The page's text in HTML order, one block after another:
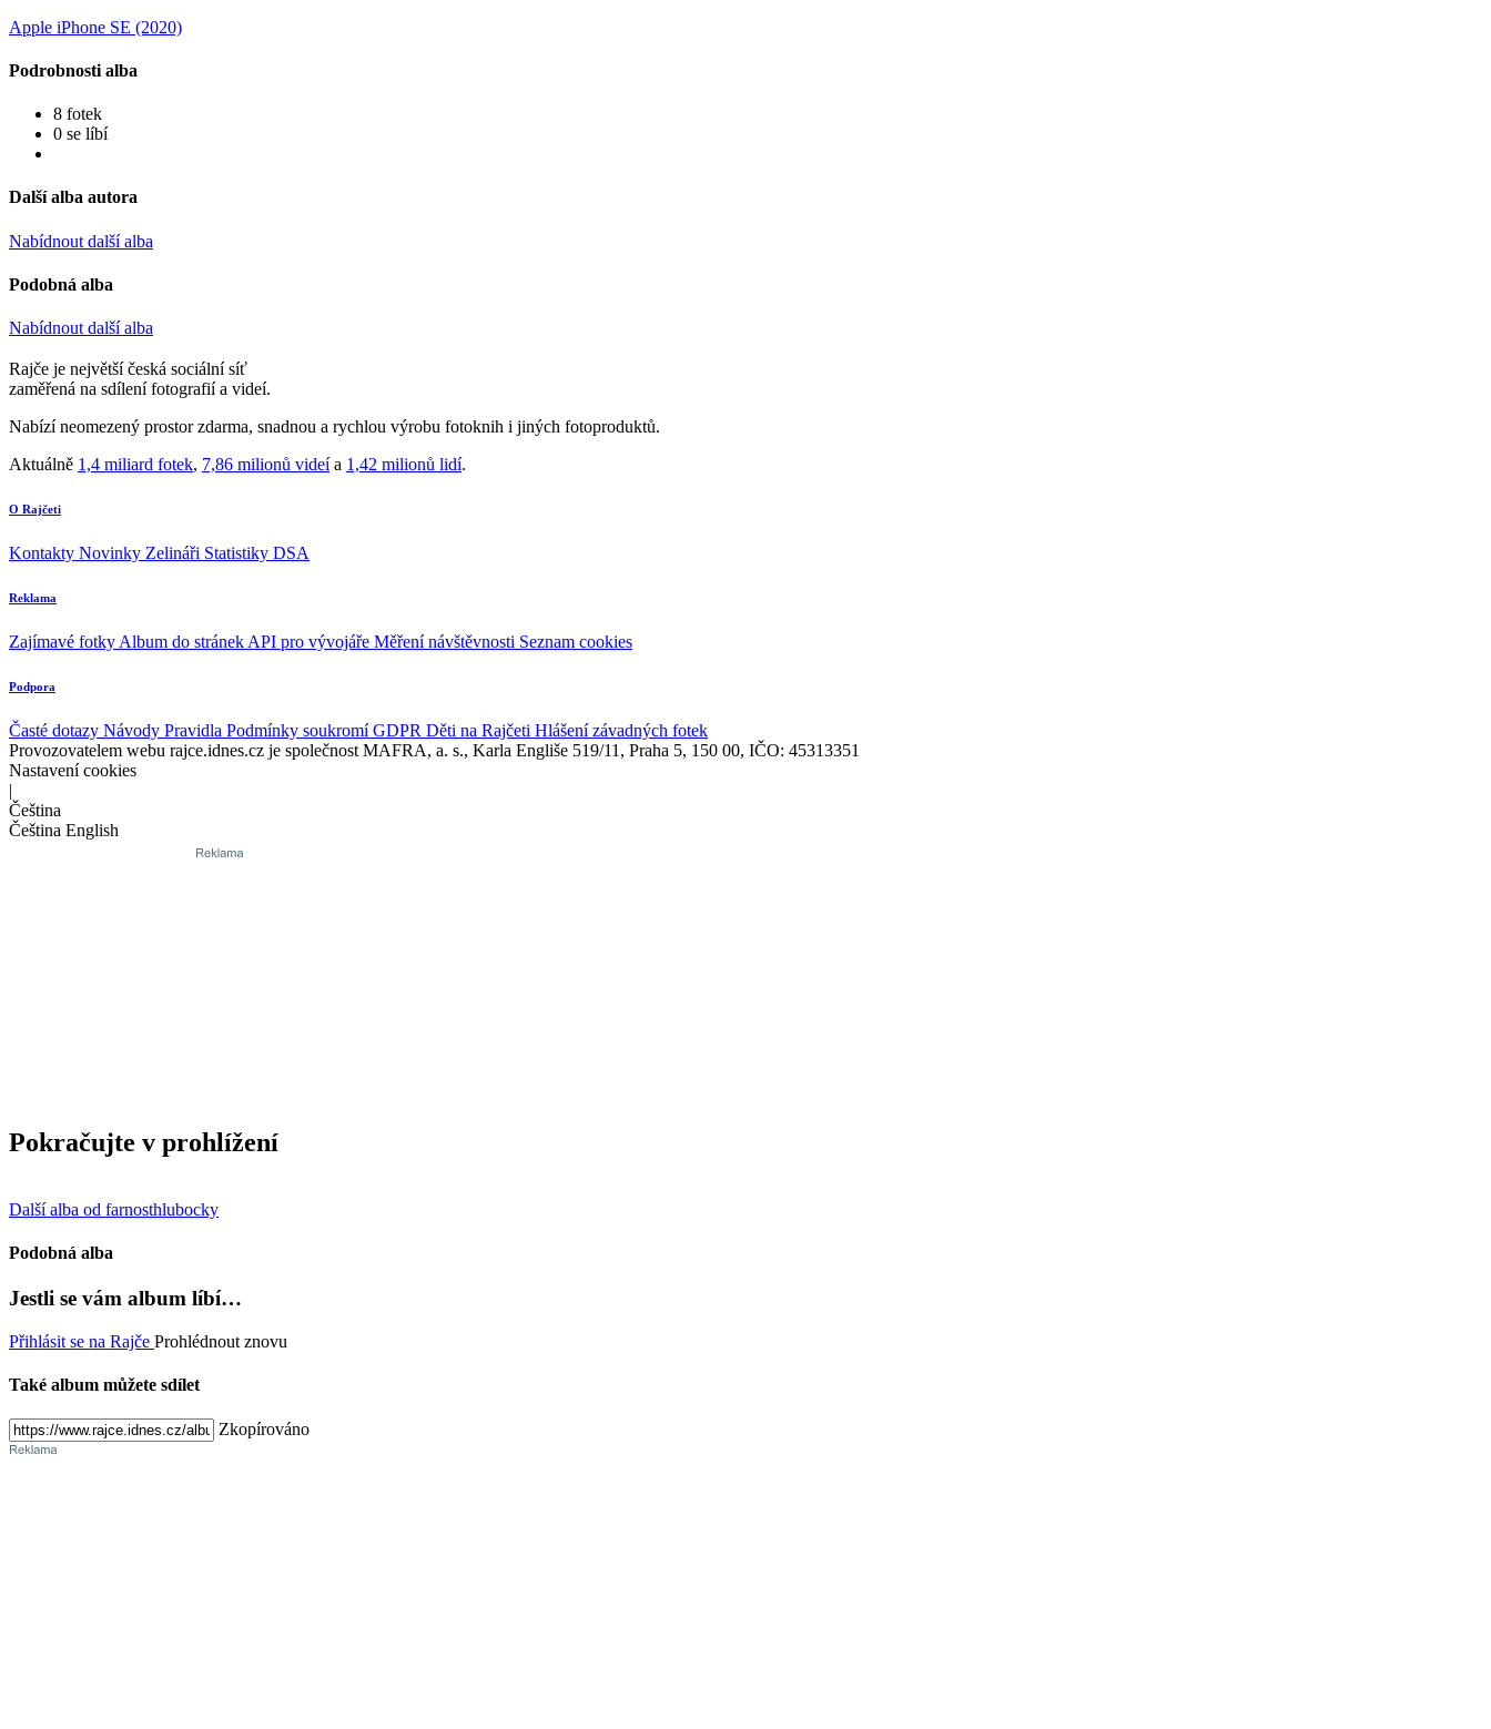
Apple iPhone SE (2020)
Podrobnosti alba
8 fotek
0 se líbí
Další alba autora
Nabídnout další alba
Podobná alba
Nabídnout další alba
Rajče je největší česká sociální síť
zaměřená na sdílení fotografií a videí.
Nabízí neomezený prostor zdarma, snadnou a rychlou výrobu fotoknih i jiných fotoproduktů.
Aktuálně 1,4 miliard fotek, 7,86 milionů videía 1,42 milionů lidí.
O Rajčeti
Kontakty Novinky Zelináři Statistiky DSA
Reklama
Zajímavé fotky Album do stránek API pro vývojáře Měření návštěvnosti Seznam cookies
Podpora
Časté dotazy Návody Pravidla Podmínky soukromíGDPR Děti na Rajčeti Hlášení závadných fotek
Provozovatelem webu rajce.idnes.cz je společnost MAFRA, a. s., Karla Engliše 519/11, Praha 5, 150 00, IČO: 45313351
Nastavení cookies
|
Čeština
Čeština English
Pokračujte v prohlížení
Další alba od farnosthlubocky
Podobná alba
Jestli se vám album líbí…
Přihlásit se na Rajče Prohlédnout znovu
Také album můžete sdílet
Zkopírováno